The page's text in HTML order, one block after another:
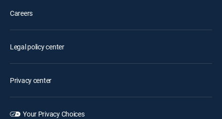
Careers
Legal policy center
Privacy center
Your Privacy Choices